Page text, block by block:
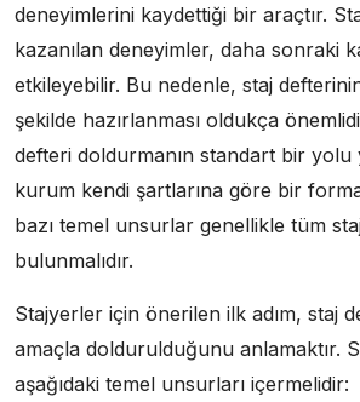
deneyimlerini kaydettiği bir araçtır.
kazanılan deneyimler, daha sonraki
etkileyebilir. Bu nedenle, staj
şekilde hazırlanması oldukça
defteri doldurmanın standart bir
kurum kendi şartlarına göre bir
bazı temel unsurlar genellikle tüm
bulunmalıdır.
Stajyerler için önerilen ilk adım, staj
amaçla doldurulduğunu anlamaktır.
aşağıdaki temel unsurları içermelidir: